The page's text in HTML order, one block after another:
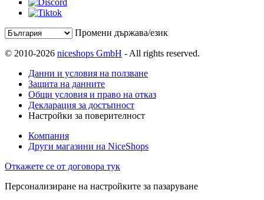
Промени държава/език
© 2010-2026 niceshops GmbH - All rights reserved.
Данни и условия на ползване
Защита на данните
Общи условия и право на отказ
Декларация за достъпност
Настройки за поверителност
Компания
Други магазини на NiceShops
Откажете се от договора тук
Персонализиране на настройките за пазаруване